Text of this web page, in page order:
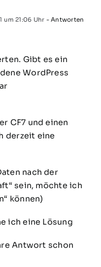
um 21:06 Uhr - Antworten
Gibt es ein
WordPress
CF7 und einen
derzeit eine
nach der
sein, möchte ich
können)
ich eine Lösung
Antwort schon